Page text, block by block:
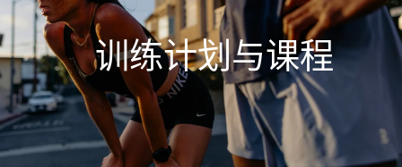
训练计划与课程